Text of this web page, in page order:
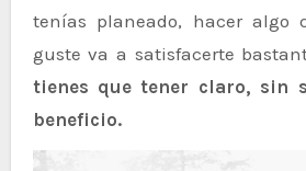
tenías planeado, hacer algo
guste va a satisfacerte
tienes que tener claro, sin
beneficio.